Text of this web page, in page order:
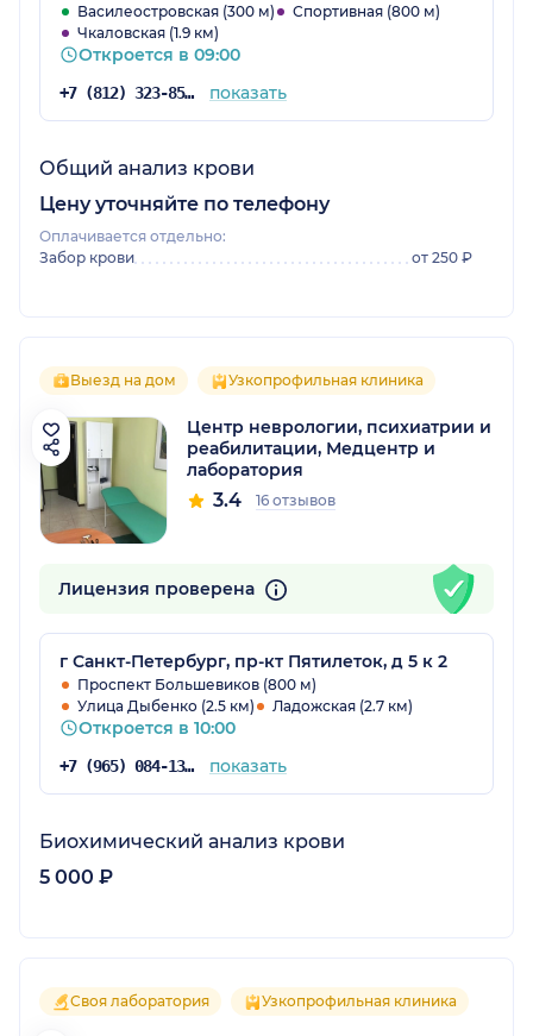
Василеостровская (300 м)
Спортивная (800 м)
Чкаловская (1.9 км)
Откроется в 09:00
+7 (812) 323-85-09 показать
Общий анализ крови
Цену уточняйте по телефону
Оплачивается отдельно:
Забор крови
от 250 ₽
Выезд на дом Узкопрофильная клиника
Центр неврологии, психиатрии и
реабилитации, Медцентр и
лаборатория
3.4 16 отзывов
Лицензия проверена
г Санкт-Петербург, пр-кт Пятилеток, д 5 к 2
Проспект Большевиков (800 м)
Улица Дыбенко (2.5 км)
Ладожская (2.7 км)
Откроется в 10:00
+7 (965) 084-13-26 показать
Биохимический анализ крови
5 000 ₽
Своя лаборатория Узкопрофильная клиника